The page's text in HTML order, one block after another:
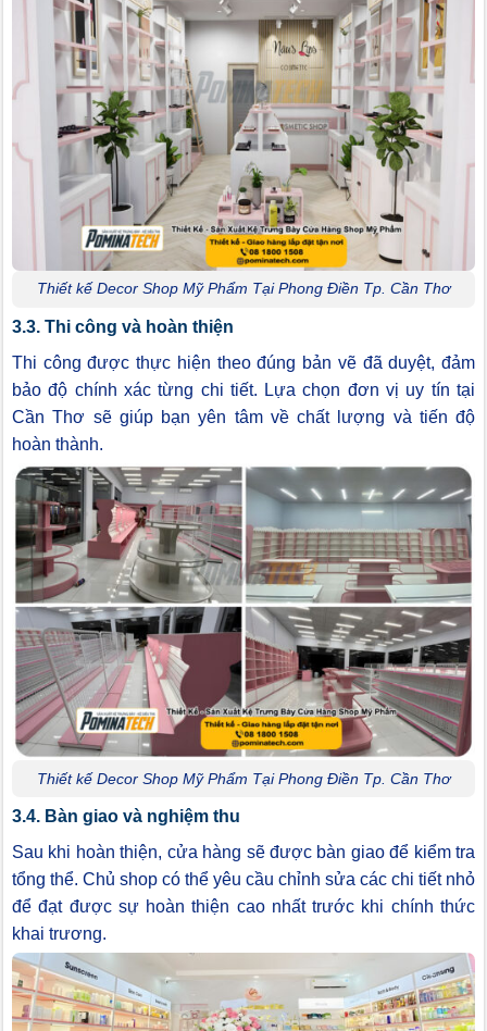
Thiết kế Decor Shop Mỹ Phẩm Tại Phong Điền Tp. Cần Thơ
3.3. Thi công và hoàn thiện
Thi công được thực hiện theo đúng bản vẽ đã duyệt, đảm
bảo độ chính xác từng chi tiết. Lựa chọn đơn vị uy tín tại
Cần Thơ sẽ giúp bạn yên tâm về chất lượng và tiến độ
hoàn thành.
Thiết kế Decor Shop Mỹ Phẩm Tại Phong Điền Tp. Cần Thơ
3.4. Bàn giao và nghiệm thu
Sau khi hoàn thiện, cửa hàng sẽ được bàn giao để kiểm tra
tổng thể. Chủ shop có thể yêu cầu chỉnh sửa các chi tiết nhỏ
để đạt được sự hoàn thiện cao nhất trước khi chính thức
khai trương.